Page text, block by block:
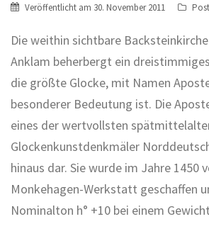
Veröffentlicht am 30. November 2011
Die weithin sichtbare
Anklam beherbergt ein
die größte Glocke, mit Namen
besonderer Bedeutung ist. Die
eines der wertvollsten
Glockenkunstdenkmäler
hinaus dar. Sie wurde im Jahre 1450
Monkehagen-Werkstatt geschaffen
Nominalton h° +10 bei einem